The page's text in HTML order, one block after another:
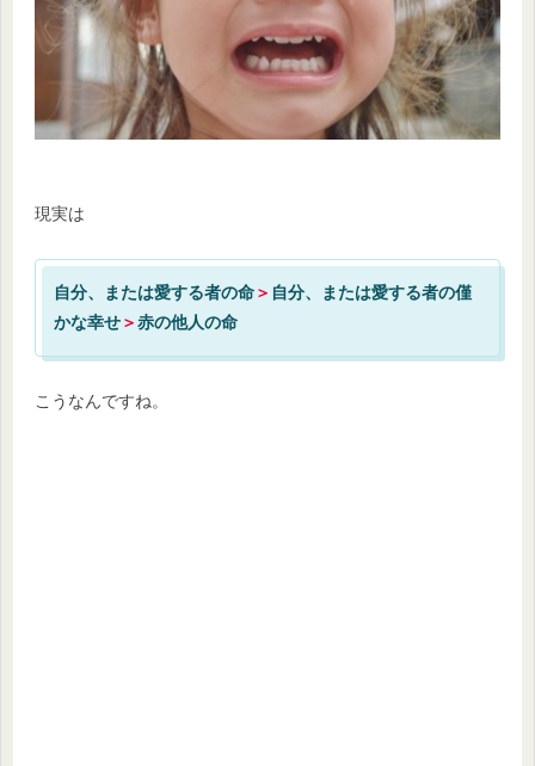
現実は
自分、または愛する者の命＞ 自分、または愛する者の僅
かな幸せ＞赤の他人の命
こうなんですね。